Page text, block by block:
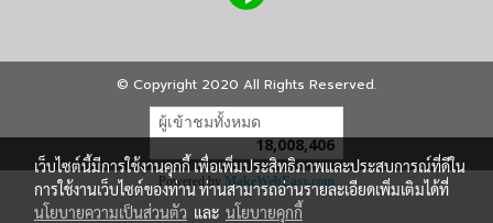
© Copyright 2020 All Rights Reserved.
ผู้เข้าชมทั้งหมด
18,008,406
Powered by MakeWebEasy.com
เว็บไซต์นี้มีการใช้งานคุกกี้ เพื่อเพิ่มประสิทธิภาพและประสบการณ์ที่ดีใน
การใช้งานเว็บไซต์ของท่าน ท่านสามารถอ่านรายละเอียดเพิ่มเติมได้ที่
นโยบายความเป็นส่วนตัว และ นโยบายคุกกี้